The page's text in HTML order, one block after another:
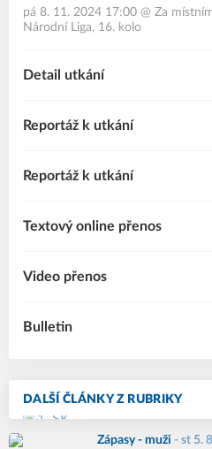
pá 8. 11. 2024 17:00 @ Za
Národní Liga, 16. kolo
Detail utkání
Reportáž k utkání
Reportáž k utkání
Textový online přenos
Video přenos
Bulletin
DALŠÍ ČLÁNKY Z RUBRIKY
Zápasy - muži - st 5.